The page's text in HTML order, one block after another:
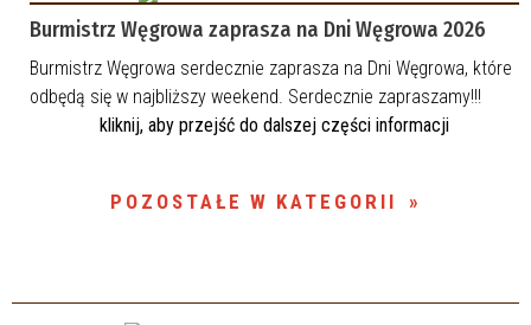
Burmistrz Węgrowa zaprasza na Dni Węgrowa 2026
Burmistrz Węgrowa serdecznie zaprasza na Dni Węgrowa, które
odbędą się w najbliższy weekend. Serdecznie zapraszamy!!!
kliknij, aby przejść do dalszej części informacji
POZOSTAŁE W KATEGORII